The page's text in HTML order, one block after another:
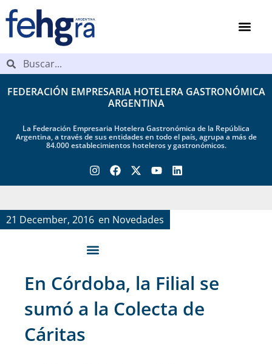
FEDERACIÓN EMPRESARIA HOTELERA GASTRONÓMICA
ARGENTINA
La Federación Empresaria Hotelera Gastronómica de la República
Argentina, a través de sus entidades en todo el país, agrupa a más de
84.000 establecimientos hoteleros y gastronómicos.
21 December, 2016 en Novedades
En Córdoba, la Filial se
sumó a la Colecta de
Cáritas